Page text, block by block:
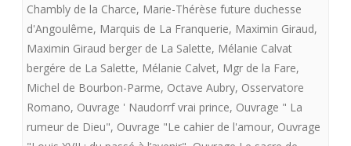
Chambly de la Charce, Marie-Thérèse future duchesse
d'Angoulême, Marquis de La Franquerie, Maximin Giraud,
Maximin Giraud berger de La Salette, Mélanie Calvat
bergére de La Salette, Mélanie Calvet, Mgr de la Fare,
Michel de Bourbon-Parme, Octave Aubry, Osservatore
Romano, Ouvrage ' Naudorrf vrai prince, Ouvrage " La
rumeur de Dieu", Ouvrage "Le cahier de l'amour, Ouvrage